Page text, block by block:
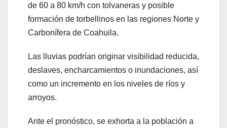
de 60 a 80 km/h con tolvaneras y posible
formación de torbellinos en las regiones Norte y
Carbonífera de Coahuila.
Las lluvias podrían originar visibilidad reducida,
deslaves, encharcamientos o inundaciones, así
como un incremento en los niveles de ríos y
arroyos.
Ante el pronóstico, se exhorta a la población a